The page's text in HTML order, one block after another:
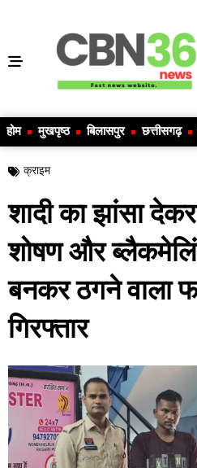
होम मुखपृष्ठ बिलासपुर छत्तीसगढ़
क्राइम
शादी का झांसा
शोषण और
बनकर ठगने वाला
गिरफ्तार